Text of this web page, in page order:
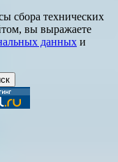
сбора технических
вы выражаете
данных и